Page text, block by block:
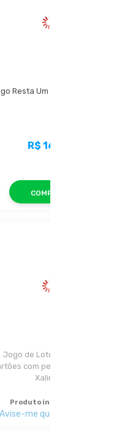
Resta Um Infantil Xalingo
R$ 16,99
COMPRAR
Jogo de Loto Infantil 24
com pedras plásticas
Xalingo
Produto indisponível
Avise-me quando chegar